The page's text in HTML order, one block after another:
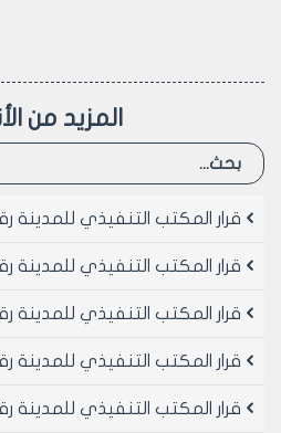
التنفيذي لمجلس مدينه حلب
المسجل برقم /44420/ تاريخ 20/8/2001
عضو المكتب التنفيذي لمجلس
يحيى النجار الدكتور المهندس
المزيد من
قرار المكتب التنفيذي للمدينة رقم 100 لعام
قرار المكتب التنفيذي للمدينة رقم 12 لعام
قرار المكتب التنفيذي للمدينة رقم 134 لعام
قرار المكتب التنفيذي للمدينة رقم 14 لعام
قرار المكتب التنفيذي للمدينة رقم 158 لعام